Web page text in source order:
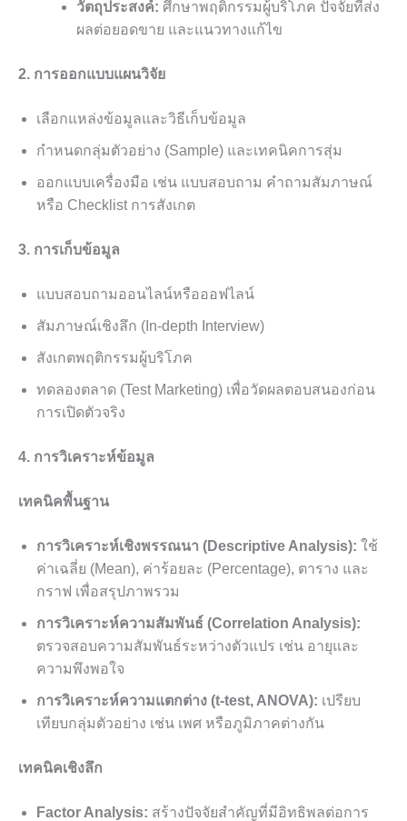
วัตถุประสงค์: ศึกษาพฤติกรรมผู้บริโภค ปัจจัยที่ส่ง
ผลต่อยอดขาย และแนวทางแก้ไข
2. การออกแบบแผนวิจัย
เลือกแหล่งข้อมูลและวิธีเก็บข้อมูล
กำหนดกลุ่มตัวอย่าง (Sample) และเทคนิคการสุ่ม
ออกแบบเครื่องมือ เช่น แบบสอบถาม คำถามสัมภาษณ์
หรือ Checklist การสังเกต
3. การเก็บข้อมูล
แบบสอบถามออนไลน์หรือออฟไลน์
สัมภาษณ์เชิงลึก (In-depth Interview)
สังเกตพฤติกรรมผู้บริโภค
ทดลองตลาด (Test Marketing) เพื่อวัดผลตอบสนองก่อน
การเปิดตัวจริง
4. การวิเคราะห์ข้อมูล
เทคนิคพื้นฐาน
การวิเคราะห์เชิงพรรณนา (Descriptive Analysis): ใช้
ค่าเฉลี่ย (Mean), ค่าร้อยละ (Percentage), ตาราง และ
กราฟ เพื่อสรุปภาพรวม
การวิเคราะห์ความสัมพันธ์ (Correlation Analysis):
ตรวจสอบความสัมพันธ์ระหว่างตัวแปร เช่น อายุและ
ความพึงพอใจ
การวิเคราะห์ความแตกต่าง (t-test, ANOVA): เปรียบ
เทียบกลุ่มตัวอย่าง เช่น เพศ หรือภูมิภาคต่างกัน
เทคนิคเชิงลึก
Factor Analysis: สร้างปัจจัยสำคัญที่มีอิทธิพลต่อการ